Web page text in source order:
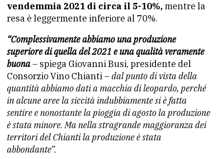
vendemmia 2021 di circa il 5-10%, mentre la
resa è leggermente inferiore al 70%.
“Complessivamente abbiamo una produzione
superiore di quella del 2021 e una qualità veramente
buona– spiega Giovanni Busi, presidente del
Consorzio Vino Chianti – dal punto divista della
quantità abbiamo dati a macchia di leopardo, perché
in alcune aree la siccità indubbiamente si è fatta
sentire enonostante la pioggia di agosto la produzione
è stata minore. Manella stragrande maggioranza dei
territori del Chianti laproduzione è stata
abbondante”.